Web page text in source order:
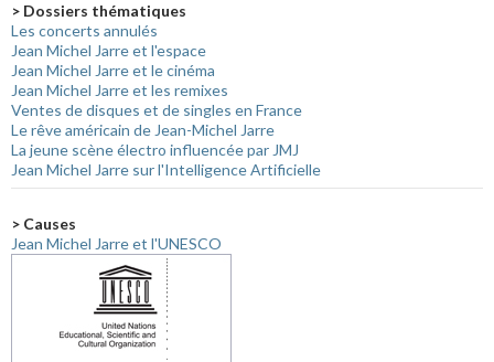
> Dossiers thématiques
Les concerts annulés
Jean Michel Jarre et l'espace
Jean Michel Jarre et le cinéma
Jean Michel Jarre et les remixes
Ventes de disques et de singles en France
Le rêve américain de Jean-Michel Jarre
La jeune scène électro influencée par JMJ
Jean Michel Jarre sur l'Intelligence Artificielle
> Causes
Jean Michel Jarre et l'UNESCO